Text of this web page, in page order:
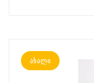
ახალი